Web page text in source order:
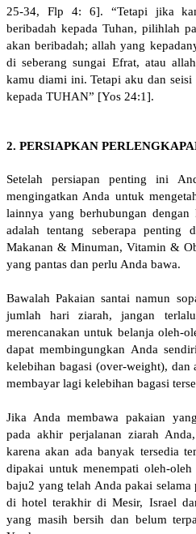
25-34, Flp 4: 6]. “Tetapi jika
beribadah kepada Tuhan, pilihlah
akan beribadah; allah yang
di seberang sungai Efrat, atau
kamu diami ini. Tetapi aku dan
kepada TUHAN” [Yos 24:1].
2. PERSIAPKAN
Setelah persiapan penting ini
mengingatkan Anda untuk
lainnya yang berhubungan
adalah tentang seberapa penting
Makanan & Minuman, Vitamin &
yang pantas dan perlu Anda bawa.
Bawalah Pakaian santai namun
jumlah hari ziarah, jangan
merencanakan untuk belanja oleh-
dapat membingungkan Anda
kelebihan bagasi (over-weight), dan
membayar lagi kelebihan bagasi
Jika Anda membawa pakaian
pada akhir perjalanan ziarah
karena akan ada banyak tersedia
dipakai untuk menempati oleh-
baju2 yang telah Anda pakai
di hotel terakhir di Mesir, Israel
yang masih bersih dan belum